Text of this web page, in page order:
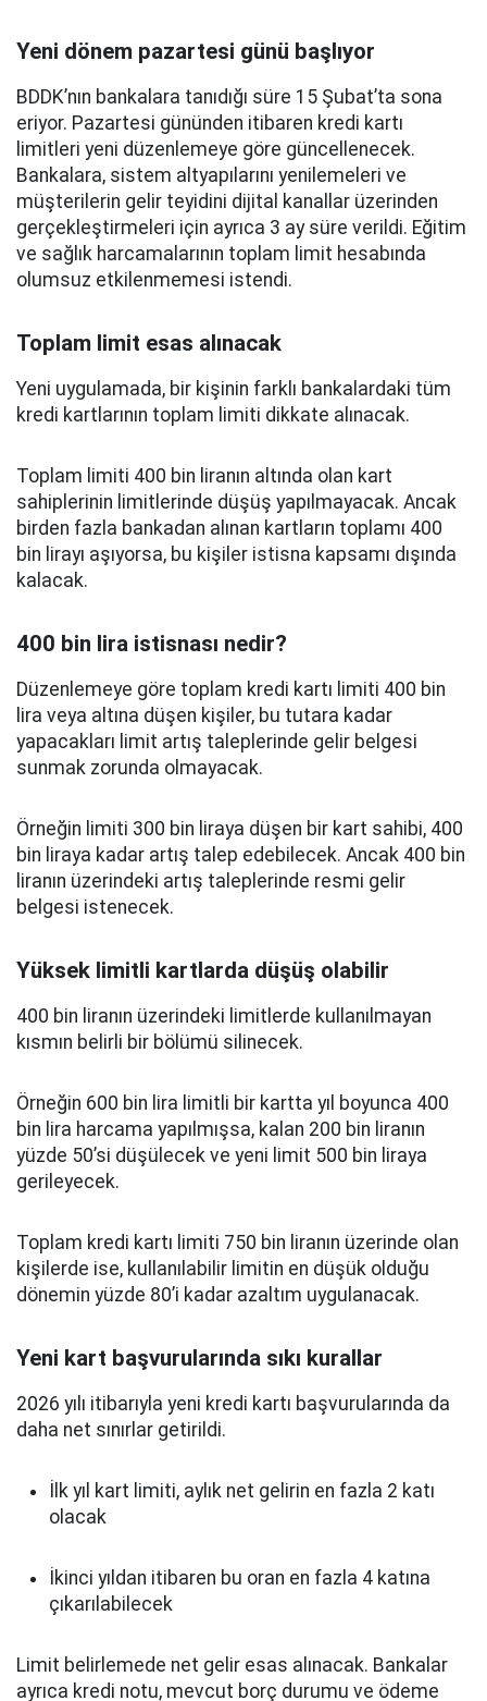
Yeni dönem pazartesi günü başlıyor
BDDK’nın bankalara tanıdığı süre 15 Şubat’ta sona
eriyor. Pazartesi gününden itibaren kredi kartı
limitleri yeni düzenlemeye göre güncellenecek.
Bankalara, sistem altyapılarını yenilemeleri ve
müşterilerin gelir teyidini dijital kanallar üzerinden
gerçekleştirmeleri için ayrıca 3 ay süre verildi. Eğitim
ve sağlık harcamalarının toplam limit hesabında
olumsuz etkilenmemesi istendi.
Toplam limit esas alınacak
Yeni uygulamada, bir kişinin farklı bankalardaki tüm
kredi kartlarının toplam limiti dikkate alınacak.
Toplam limiti 400 bin liranın altında olan kart
sahiplerinin limitlerinde düşüş yapılmayacak. Ancak
birden fazla bankadan alınan kartların toplamı 400
bin lirayı aşıyorsa, bu kişiler istisna kapsamı dışında
kalacak.
400 bin lira istisnası nedir?
Düzenlemeye göre toplam kredi kartı limiti 400 bin
lira veya altına düşen kişiler, bu tutara kadar
yapacakları limit artış taleplerinde gelir belgesi
sunmak zorunda olmayacak.
Örneğin limiti 300 bin liraya düşen bir kart sahibi, 400
bin liraya kadar artış talep edebilecek. Ancak 400 bin
liranın üzerindeki artış taleplerinde resmi gelir
belgesi istenecek.
Yüksek limitli kartlarda düşüş olabilir
400 bin liranın üzerindeki limitlerde kullanılmayan
kısmın belirli bir bölümü silinecek.
Örneğin 600 bin lira limitli bir kartta yıl boyunca 400
bin lira harcama yapılmışsa, kalan 200 bin liranın
yüzde 50’si düşülecek ve yeni limit 500 bin liraya
gerileyecek.
Toplam kredi kartı limiti 750 bin liranın üzerinde olan
kişilerde ise, kullanılabilir limitin en düşük olduğu
dönemin yüzde 80’i kadar azaltım uygulanacak.
Yeni kart başvurularında sıkı kurallar
2026 yılı itibarıyla yeni kredi kartı başvurularında da
daha net sınırlar getirildi.
İlk yıl kart limiti, aylık net gelirin en fazla 2 katı
olacak
İkinci yıldan itibaren bu oran en fazla 4 katına
çıkarılabilecek
Limit belirlemede net gelir esas alınacak. Bankalar
ayrıca kredi notu, mevcut borç durumu ve ödeme